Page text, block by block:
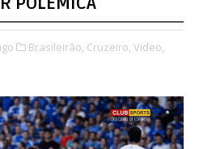
Brasileirão, Cruzeiro, Video,